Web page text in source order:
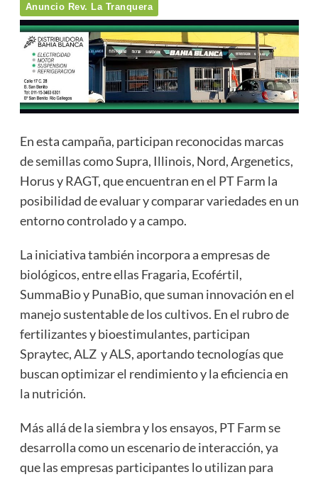
Anuncio Rev. La Tranquera
En esta campaña, participan reconocidas marcas
de semillas como Supra, Illinois, Nord, Argenetics,
Horus y RAGT, que encuentran en el PT Farm la
posibilidad de evaluar y comparar variedades en un
entorno controlado y a campo.
La iniciativa también incorpora a empresas de
biológicos, entre ellas Fragaria, Ecofértil,
SummaBio y PunaBio, que suman innovación en el
manejo sustentable de los cultivos. En el rubro de
fertilizantes y bioestimulantes, participan
Spraytec, ALZ y ALS, aportando tecnologías que
buscan optimizar el rendimiento y la eficiencia en
la nutrición.
Más allá de la siembra y los ensayos, PT Farm se
desarrolla como un escenario de interacción, ya
que las empresas participantes lo utilizan para